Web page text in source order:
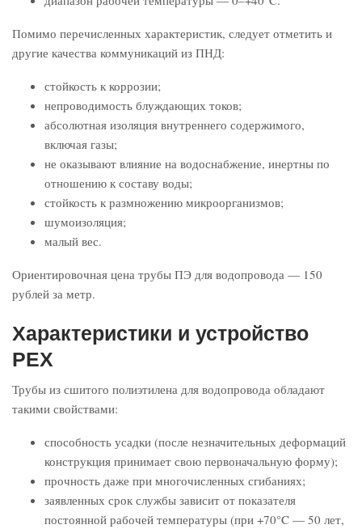
Помимо перечисленных характеристик, следует отметить и
другие качества коммуникаций из ПНД:
стойкость к коррозии;
непроводимость блуждающих токов;
абсолютная изоляция внутреннего содержимого,
включая газы;
не оказывают влияние на водоснабжение, инертны по
отношению к составу воды;
стойкость к размножению микроорганизмов;
шумоизоляция;
малый вес.
Ориентировочная цена трубы ПЭ для водопровода — 150
рублей за метр.
Характеристики и устройство
РЕХ
Трубы из сшитого полиэтилена для водопровода обладают
такими свойствами:
способность усадки (после незначительных деформаций
конструкция принимает свою первоначальную форму);
прочность даже при многочисленных сгибаниях;
заявленных срок службы зависит от показателя
постоянной рабочей температуры (при +70°C — 50 лет,